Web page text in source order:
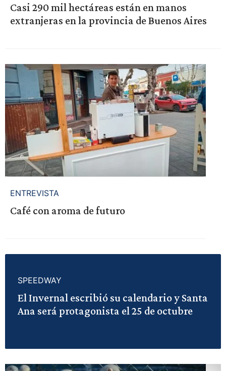
Casi 290 mil hectáreas están en manos
extranjeras en la provincia de Buenos Aires
ENTREVISTA
Café con aroma de futuro
SPEEDWAY
El Invernal escribió su calendario y Santa
Ana será protagonista el 25 de octubre